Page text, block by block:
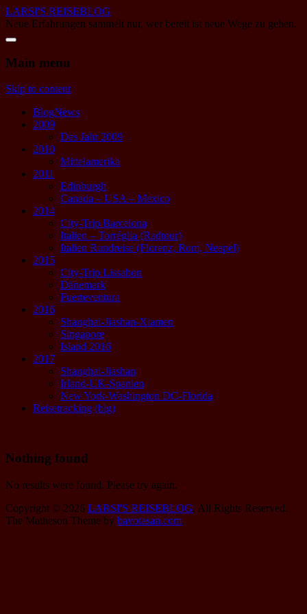
LARSI'S REISEBLOG
Neue Erfahrungen sammelt nur, wer bereit ist neue Wege zu gehen.
Main menu
Skip to content
BlogNews
2009
Das Jahr 2009
2010
Mittelamerika
2011
Edinburgh
Canada – USA – Mexico
2014
City-Trip Barcelona
Italien – Torréglia (Radtour)
Italien Rundreise (Florenz, Rom, Neapel)
2015
City-Trip Lissabon
Dänemark
Fuerteventura
2016
Shanghai-Jiashan-Xiamen
Singapore
Island 2016
2017
Shanghai-Jiashan
Irland-UK-Spanien
New York-Washington DC-Florida
Reisetracking (big)
Nothing found
No results were found. Please try again.
Copyright © 2026 LARSI'S REISEBLOG. All Rights Reserved.
The Matheson Theme by bavotasan.com.